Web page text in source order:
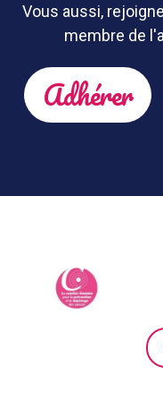
Vous aussi,
membre de
Adhérer